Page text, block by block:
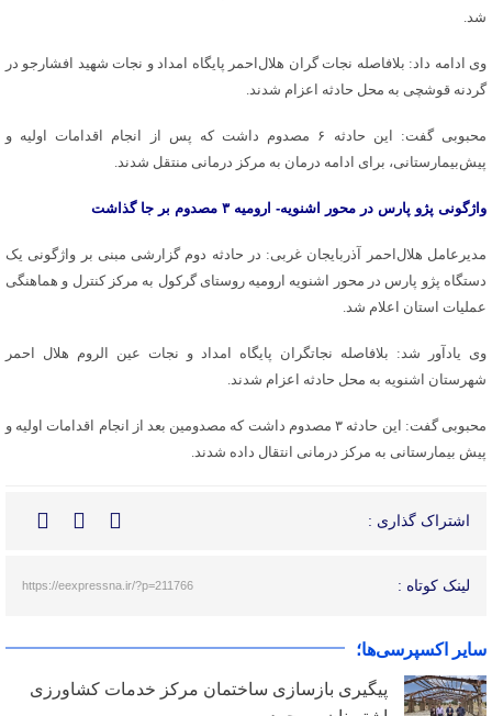
شد.
وی ادامه داد: بلافاصله نجات گران هلال‌احمر پایگاه امداد و نجات شهید افشارجو در
گردنه قوشچی به محل حادثه اعزام شدند.
محبوبی گفت: این حادثه ۶ مصدوم داشت که پس از انجام اقدامات اولیه و
پیش‌بیمارستانی، برای ادامه درمان به مرکز درمانی منتقل شدند.
واژگونی پژو پارس در محور اشنویه- ارومیه ٣ مصدوم بر جا گذاشت
مدیرعامل هلال‌احمر آذربایجان غربی: در حادثه دوم گزارشی مبنی بر واژگونی یک
دستگاه پژو پارس در محور اشنویه ارومیه روستایگرکول به مرکز کنترل و هماهنگی
عملیات استان اعلام شد.
وی یادآور شد: بلافاصله نجاتگران پایگاه امداد و نجات عین الروم هلال احمر
شهرستان اشنویه به محل حادثه اعزام شدند.
محبوبی گفت: این حادثه ٣ مصدوم داشت که مصدومین بعد از انجام اقدامات اولیه و
پیش بیمارستانی به مرکز درمانی انتقال داده شدند.
اشتراک گذاری :
لینک کوتاه : https://eexpressna.ir/?p=211766
سایر اکسپرسی‌ها؛
پیگیری بازسازی ساختمان مرکز خدمات کشاورزی